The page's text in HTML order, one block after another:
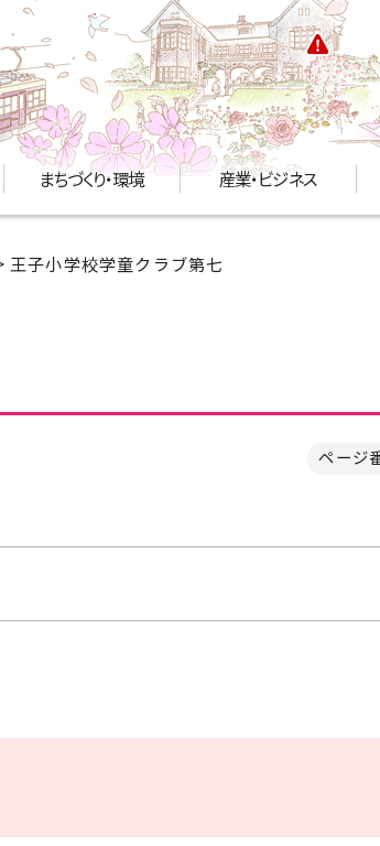
緊急
まちづくり・環境 産業・ビジネス
王子小学校学童クラブ第七
ページ